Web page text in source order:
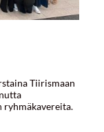
Tiirismaan
ryhmäkavereita.